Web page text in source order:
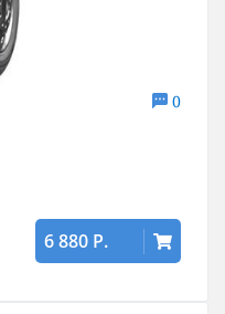
0
6 880 Р.